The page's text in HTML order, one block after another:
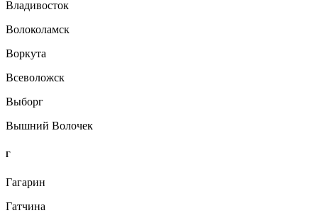
Владивосток
Волоколамск
Воркута
Всеволожск
Выборг
Вышний Волочек
Г
Гагарин
Гатчина